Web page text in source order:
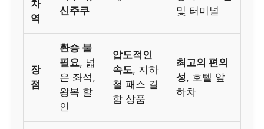
차
역
신주쿠
및 터미널
장
점
환승 불
필요, 넓
은 좌석,
왕복 할
인
압도적인
속도, 지하
철 패스 결
합 상품
최고의 편의
성, 호텔 앞
하차